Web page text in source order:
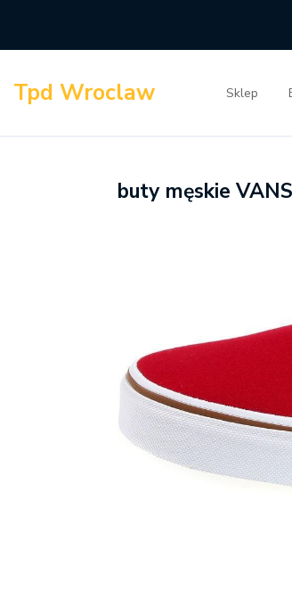
content
Tpd Wroclaw Sklep
buty męskie